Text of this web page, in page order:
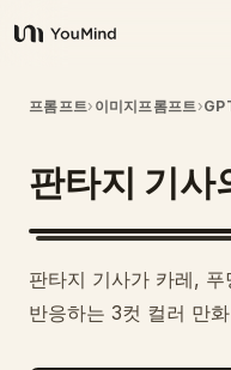
YouMind
개요
사용 사례
프롬프트› 이미지프롬프트›
판타지 기사
판타지 기사가 카레,
반응하는 3컷 컬러 만